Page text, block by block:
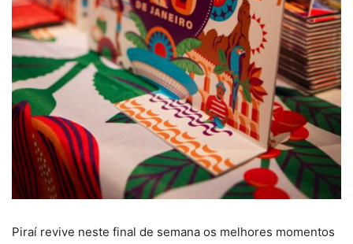
Piraí revive neste final de semana os melhores momentos